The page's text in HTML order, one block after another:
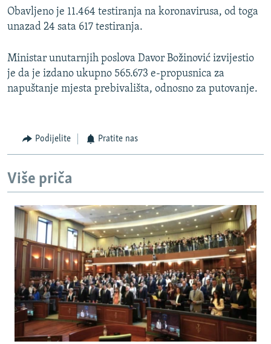
Obavljeno je 11.464 testiranja na koronavirusa, od toga
unazad 24 sata 617 testiranja.
Ministar unutarnjih poslova Davor Božinović izvijestio
je da je izdano ukupno 565.673 e-propusnica za
napuštanje mjesta prebivališta, odnosno za putovanje.
Podijelite Pratite nas
Više priča